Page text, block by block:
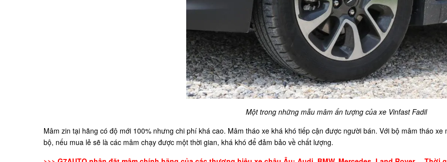
Một trong những mẫu mâm ấn tượng của xe Vinfast Fadil
Mâm zin tại hãng có độ mới 100% nhưng chi phí khá cao. Mâm tháo xe khá khó tiếp cận được người bán. Với bộ mâm tháo
bộ, nếu mua lẻ sẽ là các mâm chạy được một thời gian, khá khó để đảm bảo về chất lượng.